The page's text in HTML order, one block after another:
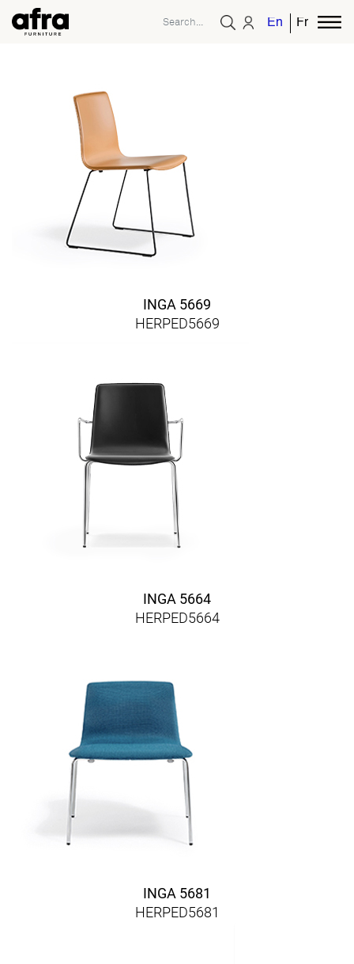
EnglishFrench
INGA 5669
HERPED5669
INGA 5664
HERPED5664
INGA 5681
HERPED5681